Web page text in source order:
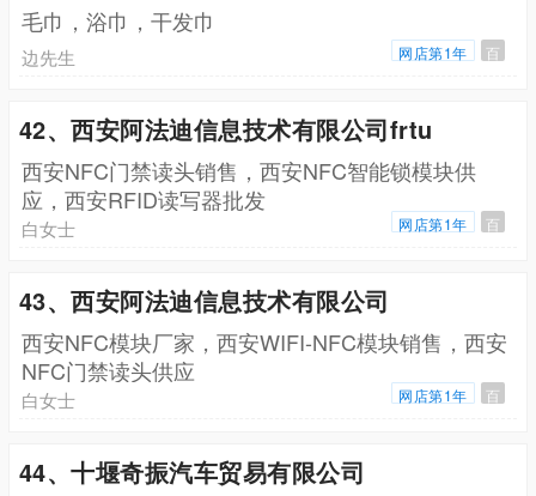
毛巾，浴巾，干发巾
边先生 网店第1年 百
42、西安阿法迪信息技术有限公司frtu
西安NFC门禁读头销售，西安NFC智能锁模块供
应，西安RFID读写器批发
白女士 网店第1年 百
43、西安阿法迪信息技术有限公司
西安NFC模块厂家，西安WIFI-NFC模块销售，西安
NFC门禁读头供应
白女士 网店第1年 百
44、十堰奇振汽车贸易有限公司